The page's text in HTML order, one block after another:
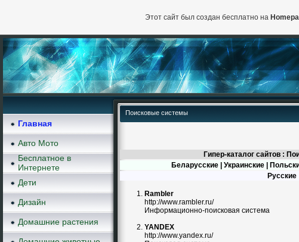
Главная
Авто Мото
Бесплатное в
Интернете
Дети
Дизайн
Домашние растения
Поисковые системы
Гипер-каталог сайтов :
Беларусские
Украинские
Русские
Rambler
http://www.rambler.ru/
Информационно-поисковая система
YANDEX
http://www.yandex.ru/
Этот сайт был создан бесплатно на